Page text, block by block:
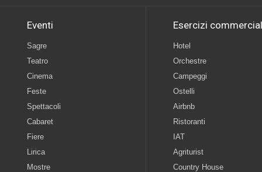
Eventi
Sagre
Teatro
Cinema
Feste
Spettacoli
Cabaret
Fiere
Lirica
Mostre
Esercizi
Hotel
Orchestre
Campeggi
Ostelli
Airbnb
Ristoranti
IAT
Agriturist
Country House